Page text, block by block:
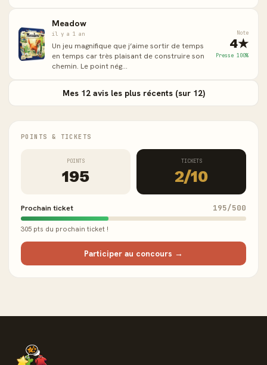
Meadow
il y a 1 an
Un jeu magnifique que j’aime sortir de temps
en temps car très plaisant de construire son
chemin. Le point nég...
Note
4★
Presse 100%
Mes 12 avis les plus récents (sur 12)
POINTS & TICKETS
POINTS
195
TICKETS
2/10
Prochain ticket 195/500
305 pts du prochain ticket !
Participer au concours →